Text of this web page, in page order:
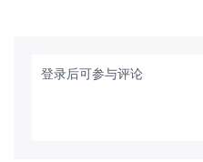
登录后可参与评论